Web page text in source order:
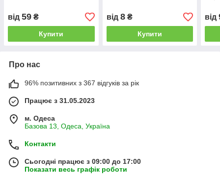
від 59 ₴
Купити
від 8₴
Купити
від
Про нас
96% позитивних з 367 відгуків за рік
Працює з 31.05.2023
м. Одеса
Базова 13, Одеса, Україна
Контакти
Сьогодні працює з 09:00 до 17:00
Показати весь графік роботи